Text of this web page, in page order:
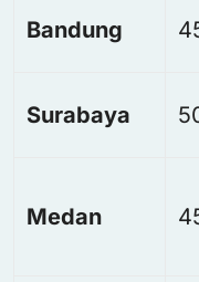
Bandung
Surabaya
Medan